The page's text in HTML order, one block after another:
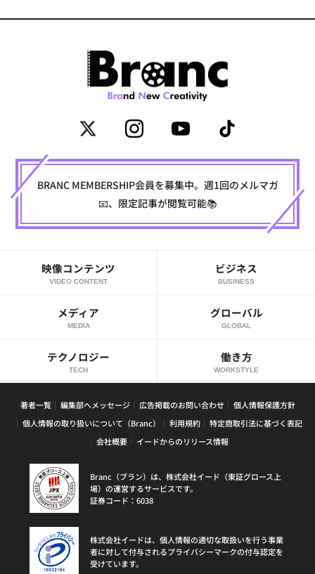
BRANC MEMBERSHIP会員を募集中。週1回のメルマガ
📧、限定記事が閲覧可能📚
映像コンテンツ
VIDEO CONTENT
ビジネス
BUSINESS
メディア
MEDIA
グローバル
GLOBAL
テクノロジー
TECH
働き方
WORKSTYLE
著者一覧 編集部へメッセージ 広告掲載のお問い合わせ
個人情報保護方針
個人情報の取り扱いについて（Branc）
利用規約
特定商取引法に基づく表記
会社概要
イードからのリリース情報
Branc（ブラン）は、株式会社イード（東証グロース上
場）の運営するサービスです。
証券コード：6038
株式会社イードは、個人情報の適切な取扱いを行う事業
者に対して付与されるプライバシーマークの付与認定を
受けています。